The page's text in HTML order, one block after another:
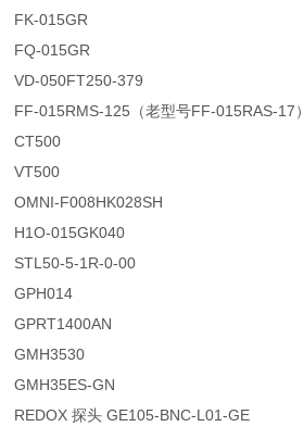
FK-015GR
FQ-015GR
VD-050FT250-379
FF-015RMS-125（老型号FF-015RAS-17）
CT500
VT500
OMNI-F008HK028SH
H1O-015GK040
STL50-5-1R-0-00
GPH014
GPRT1400AN
GMH3530
GMH35ES-GN
REDOX 探头 GE105-BNC-L01-GE